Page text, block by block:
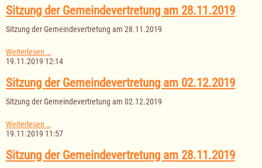
am
09.12.2019
Sitzung der Gemeindevertretung am 28.11.2019
Sitzung der Gemeindevertretung am 28.11.2019
Weiterlesen …
der
am
28.11.2019
19.11.2019 12:14
Sitzung der Gemeindevertretung am 02.12.2019
Sitzung der Gemeindevertretung am 02.12.2019
Weiterlesen …
der
am
02.12.2019
19.11.2019 11:57
Sitzung der Gemeindevertretung am 28.11.2019